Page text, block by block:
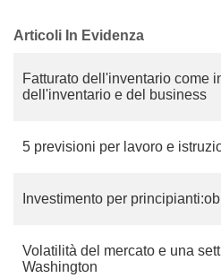
Articoli In Evidenza
Fatturato dell'inventario come
dell'inventario e del business
5 previsioni per lavoro e
Investimento per
Volatilità del mercato e una
Washington